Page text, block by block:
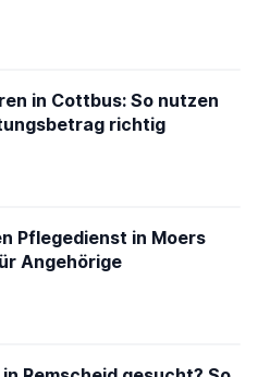
in Cottbus: So nutzen
richtig
Pflegedienst in Moers
Angehörige